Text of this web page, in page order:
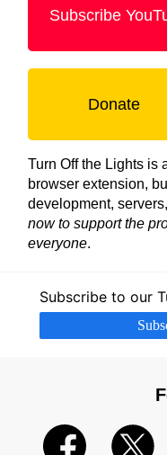
Subscribe
Donate
Turn Off the Lights is
browser extension,
development,
now to support the
everyone.
Subscribe to our